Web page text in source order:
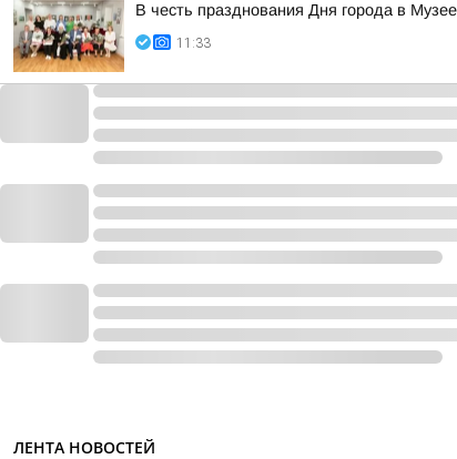
В честь празднования Дня города в
11:33
ЛЕНТА НОВОСТЕЙ